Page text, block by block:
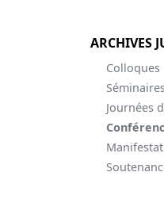
ARCHIVES
Colloques
Journées